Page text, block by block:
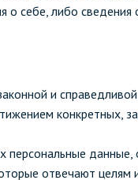
себе, либо сведения
и
конкретных,
отвечают целям